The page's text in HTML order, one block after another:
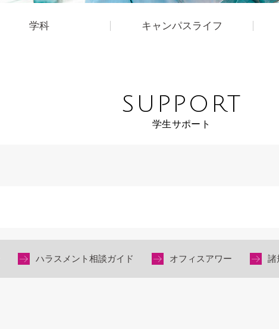
学科 キャンパスライフ
SUPPORT
学生サポート
ハラスメント相談ガイド オフィスアワー 諸